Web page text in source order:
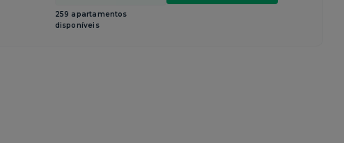
259 apartamentos
disponíveis